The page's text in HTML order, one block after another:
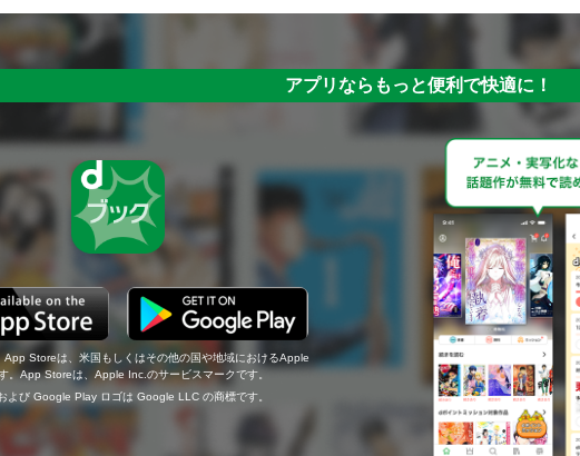
アプリならもっと便利で快適に！
App Storeは、米国もしくはその他の国や地域におけるApple
。App Storeは、Apple Inc.のサービスマークです。
よび Google Play ロゴは Google LLC の商標です。